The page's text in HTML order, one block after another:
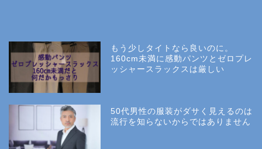
もう少しタイトなら良いのに。
160cm未満に感動パンツとゼロプレ
ッシャースラックスは厳しい
50代男性の服装がダサく見えるのは
流行を知らないからではありません